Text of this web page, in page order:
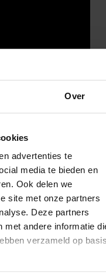
Over
advertenties te
media te bieden en
Ook delen we
site met onze partners
Deze partners
met andere informatie
verzameld op